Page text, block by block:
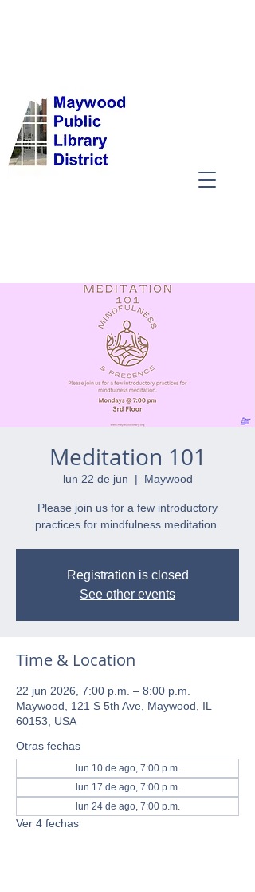
Meditation 101
lun 22 de jun
  |
Maywood
Please join us for a few introductory
practices for mindfulness meditation.
Registration is closed
See other events
Time & Location
22 jun 2026, 7:00 p.m. – 8:00 p.m.
Maywood, 121 S 5th Ave, Maywood, IL
60153, USA
Otras fechas
lun 10 de ago, 7:00 p.m.
lun 17 de ago, 7:00 p.m.
lun 24 de ago, 7:00 p.m.
Ver 4 fechas